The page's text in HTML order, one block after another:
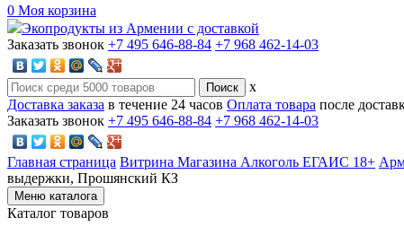
0 Моя корзина
Экопродукты из Армении с доставкой
Заказать звонок +7 495 646-88-84 +7 968 462-14-03
x
Доставка заказа в течение 24 часов Оплата товара после
Заказать звонок +7 495 646-88-84 +7 968 462-14-03
Главная страница Витрина Магазина Алкоголь ЕГАИС 18+
выдержки, Прошянский КЗ
Меню каталога
Каталог товаров